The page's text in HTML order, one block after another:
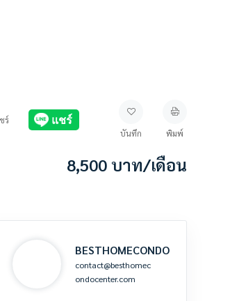
ร์
บันทึก
พิมพ์
8,500 บาท/เดือน
BESTHOMECONDO
contact@besthomec
ondocenter.com